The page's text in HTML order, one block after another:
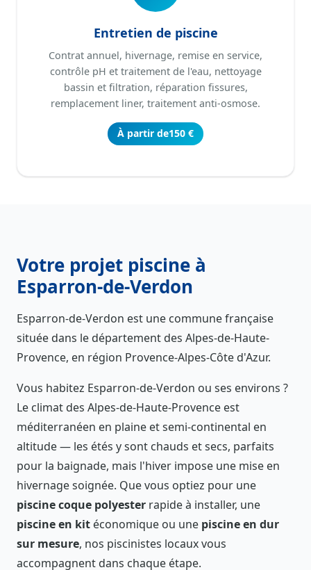
Entretien de piscine
Contrat annuel, hivernage, remise en service,
contrôle pH et traitement de l'eau, nettoyage
bassin et filtration, réparation fissures,
remplacement liner, traitement anti-osmose.
À partir de150 €
Votre projet piscine à
Esparron-de-Verdon
Esparron-de-Verdon est une commune française
située dans le département des Alpes-de-Haute-
Provence, en région Provence-Alpes-Côte d'Azur.
Vous habitez Esparron-de-Verdon ou ses environs ?
Le climat des Alpes-de-Haute-Provence est
méditerranéen en plaine et semi-continental en
altitude — les étés y sont chauds et secs, parfaits
pour la baignade, mais l'hiver impose une mise en
hivernage soignée. Que vous optiez pour une
piscine coque polyester rapide à installer, une
piscine en kit économique ou une piscine en dur
sur mesure, nos piscinistes locaux vous
accompagnent dans chaque étape.